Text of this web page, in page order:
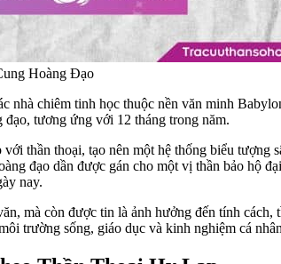
Hoàng Đạo
nhà chiêm tinh học thuộc nền văn minh
đạo, tương ứng với 12 tháng trong năm.
thần thoại, tạo nên một hệ thống biểu tượng
đạo dần được gán cho một vị thần bảo hộ
nay.
mà còn được tin là ảnh hưởng đến tính
trường sống, giáo dục và kinh nghiệm cá